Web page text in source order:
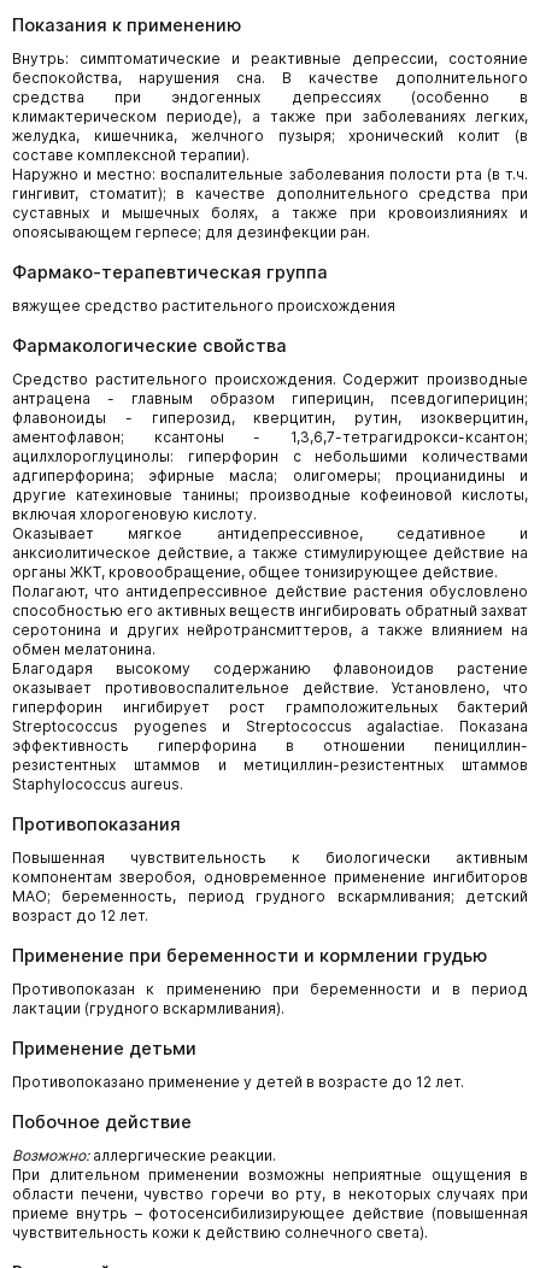
Показания к применению
Внутрь: симптоматические и реактивные депрессии, состояние
беспокойства, нарушения сна. В качестве дополнительного
средства при эндогенных депрессиях (особенно в
климактерическом периоде), а также при заболеваниях легких,
желудка, кишечника, желчного пузыря; хронический колит (в
составе комплексной терапии).
Наружно и местно: воспалительные заболевания полости рта (в т.ч.
гингивит, стоматит); в качестве дополнительного средства при
суставных и мышечных болях, а также при кровоизлияниях и
опоясывающем герпесе; для дезинфекции ран.
Фармако-терапевтическая группа
вяжущее средство растительного происхождения
Фармакологические свойства
Средство растительного происхождения. Содержит производные
антрацена - главным образом гиперицин, псевдогиперицин;
флавоноиды - гиперозид, кверцитин, рутин, изокверцитин,
аментофлавон; ксантоны - 1,3,6,7-тетрагидрокси-ксантон;
ацилхлороглуцинолы: гиперфорин с небольшими количествами
адгиперфорина; эфирные масла; олигомеры; процианидины и
другие катехиновые танины; производные кофеиновой кислоты,
включая хлорогеновую кислоту.
Оказывает мягкое антидепрессивное, седативное и
анксиолитическое действие, а также стимулирующее действие на
органы ЖКТ, кровообращение, общее тонизирующее действие.
Полагают, что антидепрессивное действие растения обусловлено
способностью его активных веществ ингибировать обратный захват
серотонина и других нейротрансмиттеров, а также влиянием на
обмен мелатонина.
Благодаря высокому содержанию флавоноидов растение
оказывает противовоспалительное действие. Установлено, что
гиперфорин ингибирует рост грамположительных бактерий
Streptococcus pyogenes и Streptococcus agalactiae. Показана
эффективность гиперфорина в отношении пенициллин-
резистентных штаммов и метициллин-резистентных штаммов
Staphylococcus aureus.
Противопоказания
Повышенная чувствительность к биологически активным
компонентам зверобоя, одновременное применение ингибиторов
МАО; беременность, период грудного вскармливания; детский
возраст до 12 лет.
Применение при беременности и кормлении грудью
Противопоказан к применению при беременности и в период
лактации (грудного вскармливания).
Применение детьми
Противопоказано применение у детей в возрасте до 12 лет.
Побочное действие
Возможно:аллергические реакции.
При длительном применении возможны неприятные ощущения в
области печени, чувство горечи во рту, в некоторых случаях при
приеме внутрь – фотосенсибилизирующее действие (повышенная
чувствительность кожи к действию солнечного света).